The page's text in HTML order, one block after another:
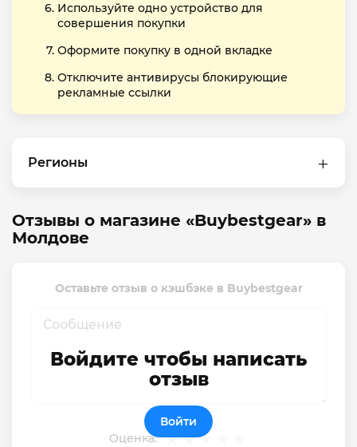
Используйте одно устройство для
совершения покупки
Оформите покупку в одной вкладке
Отключите антивирусы блокирующие
рекламные ссылки
Регионы
Отзывы о магазине «Buybestgear» в
Молдове
Оставьте отзыв о кэшбэке в Buybestgear
Оценка:
Войдите чтобы написать
отзыв
Войти